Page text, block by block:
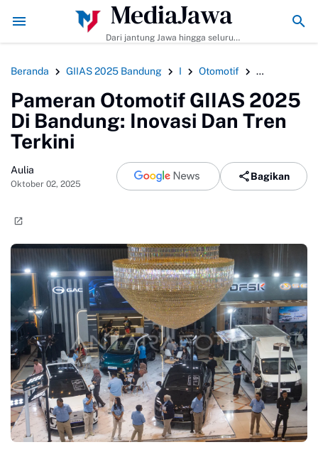
Agar Bumbunya Meresap Sempurna!Ekonomi Bisnis Belajar
MediaJawa
Dari jantung Jawa hingga seluruh
unik, dan analisis tajam. Cepat
akurat.
Beranda GIIAS 2025 Bandung I Otomotif Pameran
Pameran Otomotif GIIAS 2025
Di Bandung: Inovasi Dan Tren
Terkini
Aulia
Oktober 02, 2025
Bagikan